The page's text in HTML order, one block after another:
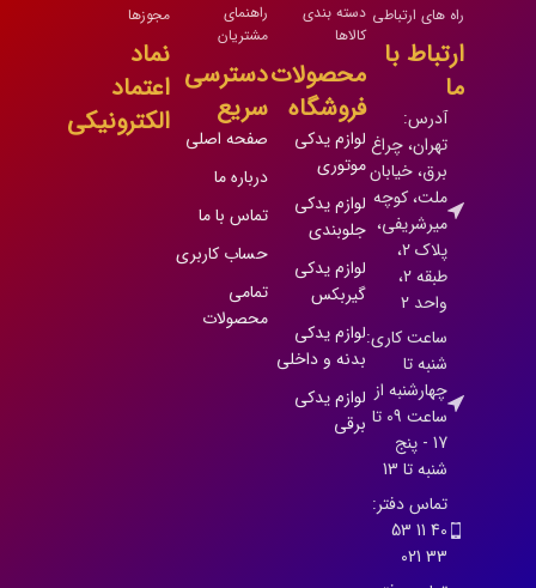
راه های ارتباطی
ارتباط با
ما
آدرس:
تهران، چراغ
برق، خیابان
ملت، کوچه
میرشریفی،
پلاک 2،
طبقه 2،
واحد 2
ساعت کاری:
شنبه تا
چهارشنبه از
ساعت 09 تا
17 - پنج
شنبه تا 13
تماس دفتر:
40 11 53
33 021
دسته بندی
کالاها
محصولات
فروشگاه
لوازم یدکی
موتوری
لوازم یدکی
جلوبندی
لوازم یدکی
گیربکس
لوازم یدکی
بدنه و داخلی
لوازم یدکی
برقی
راهنمای
مشتریان
دسترسی
سریع
صفحه اصلی
درباره ما
تماس با ما
حساب کاربری
تمامی
محصولات
مجوزها
نماد
اعتماد
الکترونیکی